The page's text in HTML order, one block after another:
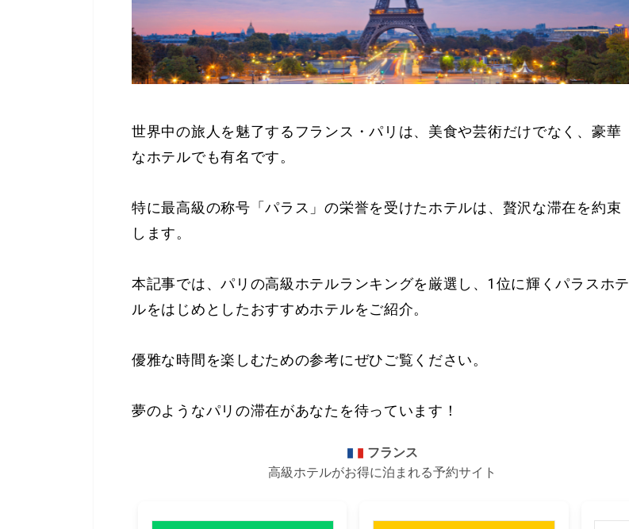
世界中の旅人を魅了するフランス・パリは、美食や芸術だけでなく、豪華
なホテルでも有名です。
特に最高級の称号「パラス」の栄誉を受けたホテルは、贅沢な滞在を約束
します。
本記事では、パリの高級ホテルランキングを厳選し、1位に輝くパラスホテ
ルをはじめとしたおすすめホテルをご紹介。
優雅な時間を楽しむための参考にぜひご覧ください。
夢のようなパリの滞在があなたを待っています！
フランス
高級ホテルがお得に泊まれる予約サイト